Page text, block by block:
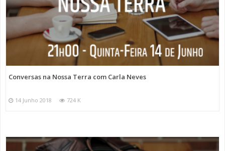
Conversas na Nossa Terra com Carla Neves
14 Junho 2018 724 K